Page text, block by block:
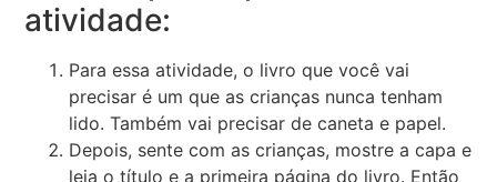
atividade:
Para essa atividade, o livro que você vai
precisar é um que as crianças nunca tenham
lido. Também vai precisar de caneta e papel.
Depois, sente com as crianças, mostre a capa e
leia o título e a primeira página do livro. Então